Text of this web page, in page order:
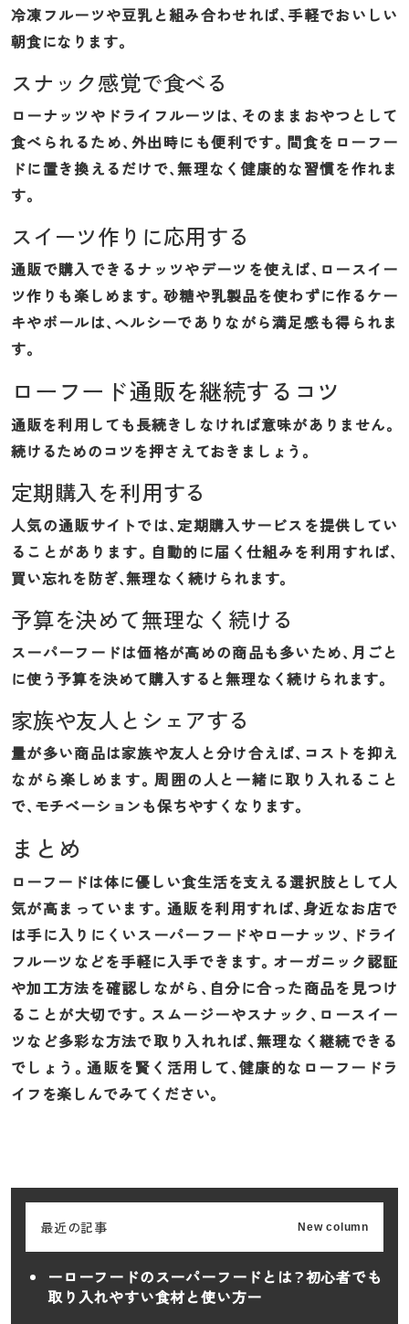
冷凍フルーツや豆乳と組み合わせれば、手軽でおいしい
朝食になります。
スナック感覚で食べる
ローナッツやドライフルーツは、そのままおやつとして
食べられるため、外出時にも便利です。間食をローフー
ドに置き換えるだけで、無理なく健康的な習慣を作れま
す。
スイーツ作りに応用する
通販で購入できるナッツやデーツを使えば、ロースイー
ツ作りも楽しめます。砂糖や乳製品を使わずに作るケー
キやボールは、ヘルシーでありながら満足感も得られま
す。
ローフード通販を継続するコツ
通販を利用しても長続きしなければ意味がありません。
続けるためのコツを押さえておきましょう。
定期購入を利用する
人気の通販サイトでは、定期購入サービスを提供してい
ることがあります。自動的に届く仕組みを利用すれば、
買い忘れを防ぎ、無理なく続けられます。
予算を決めて無理なく続ける
スーパーフードは価格が高めの商品も多いため、月ごと
に使う予算を決めて購入すると無理なく続けられます。
家族や友人とシェアする
量が多い商品は家族や友人と分け合えば、コストを抑え
ながら楽しめます。周囲の人と一緒に取り入れること
で、モチベーションも保ちやすくなります。
まとめ
ローフードは体に優しい食生活を支える選択肢として人
気が高まっています。通販を利用すれば、身近なお店で
は手に入りにくいスーパーフードやローナッツ、ドライ
フルーツなどを手軽に入手できます。オーガニック認証
や加工方法を確認しながら、自分に合った商品を見つけ
ることが大切です。スムージーやスナック、ロースイー
ツなど多彩な方法で取り入れれば、無理なく継続できる
でしょう。通販を賢く活用して、健康的なローフードラ
イフを楽しんでみてください。
最近の記事 New column
ーローフードのスーパーフードとは？初心者でも
取り入れやすい食材と使い方ー